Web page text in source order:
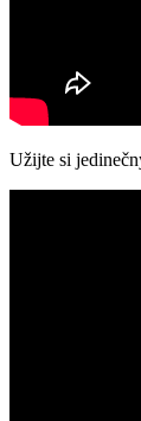
Užijte si